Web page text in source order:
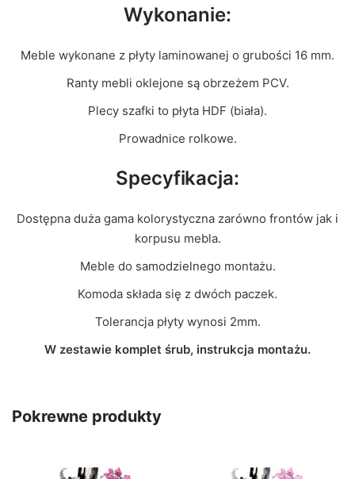
Wykonanie:
Meble wykonane z płyty laminowanej o grubości 16 mm.
Ranty mebli oklejone są obrzeżem PCV.
Plecy szafki to płyta HDF (biała).
Prowadnice rolkowe.
Specyfikacja:
Dostępna duża gama kolorystyczna zarówno frontów jak i
korpusu mebla.
Meble do samodzielnego montażu.
Komoda składa się z dwóch paczek.
Tolerancja płyty wynosi 2mm.
W zestawie komplet śrub, instrukcja montażu.
Pokrewne produkty